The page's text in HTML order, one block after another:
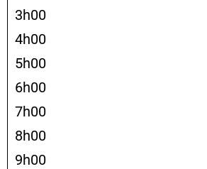
3h00
4h00
5h00
6h00
7h00
8h00
9h00